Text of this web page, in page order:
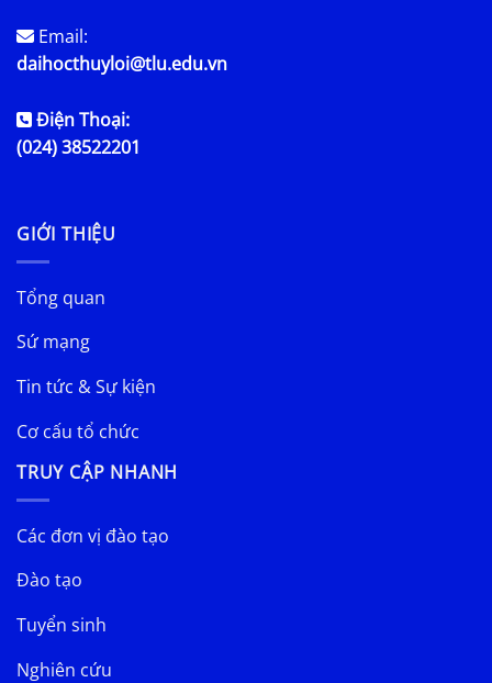
Email:
daihocthuyloi@tlu.edu.vn
Điện Thoại:
(024) 38522201
GIỚI THIỆU
Tổng quan
Sứ mạng
Tin tức & Sự kiện
Cơ cấu tổ chức
TRUY CẬP NHANH
Các đơn vị đào tạo
Đào tạo
Tuyển sinh
Nghiên cứu